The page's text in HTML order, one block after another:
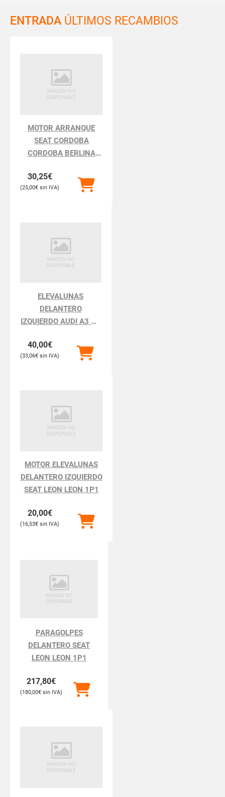
ENTRADA ÚLTIMOS RECAMBIOS
MOTOR ARRANQUE
SEAT CORDOBA
CORDOBA BERLINA
30,25€
25,00€
ELEVALUNAS
DELANTERO
IZQUIERDO AUDI A3 A3
40,00€
33,06€
MOTOR ELEVALUNAS
DELANTERO IZQUIERDO
SEAT LEON LEON 1P1
20,00€
16,53€
PARAGOLPES
DELANTERO SEAT
LEON LEON 1P1
217,80€
180,00€